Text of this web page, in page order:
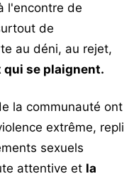
l'encontre de
de
au déni, au rejet,
qui se plaignent.
la communauté ont
extrême, repli
sexuels
attentive et la